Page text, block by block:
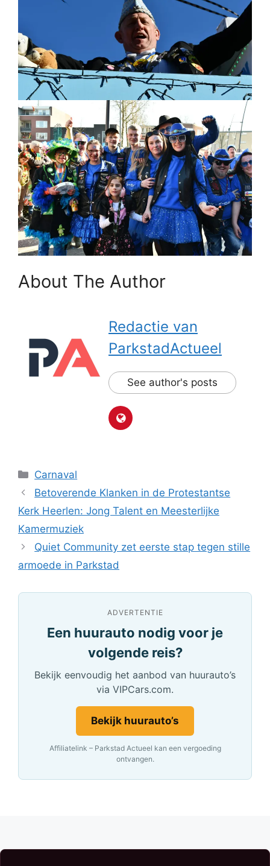
About The Author
Redactie van
ParkstadActueel
See author's posts
Categorieën
Carnaval
Betoverende Klanken in de Protestantse
Kerk Heerlen: Jong Talent en Meesterlijke
Kamermuziek
Quiet Community zet eerste stap tegen stille
armoede in Parkstad
ADVERTENTIE
Een huurauto nodig voor je
volgende reis?
Bekijk eenvoudig het aanbod van huurauto’s
via VIPCars.com.
Bekijk huurauto’s
Affiliatelink – Parkstad Actueel kan een vergoeding
ontvangen.